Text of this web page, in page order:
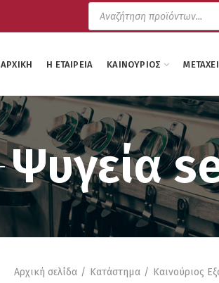
Products
search
ΑΡΧΙΚΉ Η ΕΤΑΙΡΕΊΑ ΚΑΙΝΟΎΡΙΟΣ
Ψυγεία
Αρχική σελίδα Κατάστημα Καινούριος